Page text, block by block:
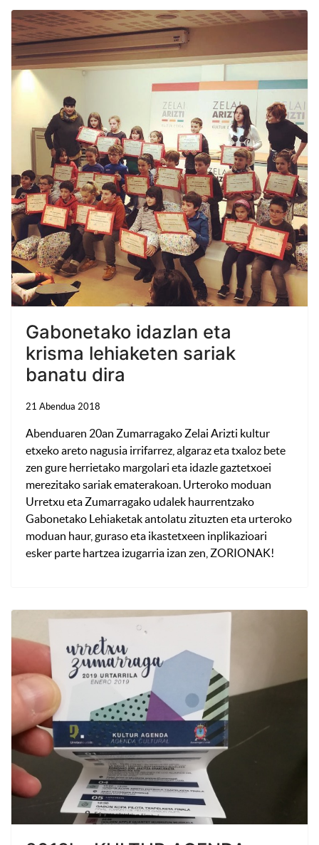
Gabonetako idazlan eta
krisma lehiaketen sariak
banatu dira
21 Abendua 2018
Abenduaren 20an Zumarragako Zelai Arizti kultur
etxeko areto nagusia irrifarrez, algaraz eta txaloz bete
zen gure herrietako margolari eta idazle gaztetxoei
merezitako sariak ematerakoan. Urteroko moduan
Urretxu eta Zumarragako udalek haurrentzako
Gabonetako Lehiaketak antolatu zituzten eta urteroko
moduan haur, guraso eta ikastetxeen inplikazioari
esker parte hartzea izugarria izan zen, ZORIONAK!